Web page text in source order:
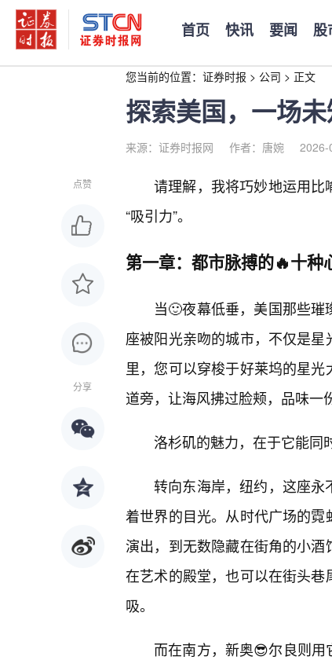
首页 快讯 要闻 股
您当前的位置： 证券时报 > 公司 > 正文
探索美国，一场
来源：证券时报网 作者：唐婉 2026-
点赞
分享
请理解，我将巧妙地运用
“吸引力”。
第一章：都市脉搏的🔥十种
当🙂夜幕低垂，美国那些
座被阳光亲吻的城市，不仅是
里，您可以穿梭于好莱坞的星
道旁，让海风拂过脸颊，品味一
洛杉矶的魅力，在于它能同
转向东海岸，纽约，这座
着世界的目光。从时代广场的
演出，到无数隐藏在街角的小
在艺术的殿堂，也可以在街头
吸。
而在南方，新奥😎尔良则